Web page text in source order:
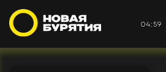
04:59